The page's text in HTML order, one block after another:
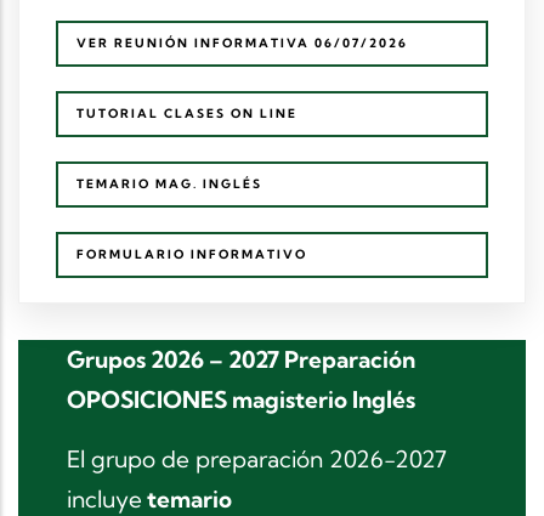
VER REUNIÓN INFORMATIVA 06/07/2026
TUTORIAL CLASES ON LINE
TEMARIO MAG. INGLÉS
FORMULARIO INFORMATIVO
Grupos 2026 – 2027 Preparación
OPOSICIONES magisterio Inglés
El grupo de preparación 2026-2027
incluye temario